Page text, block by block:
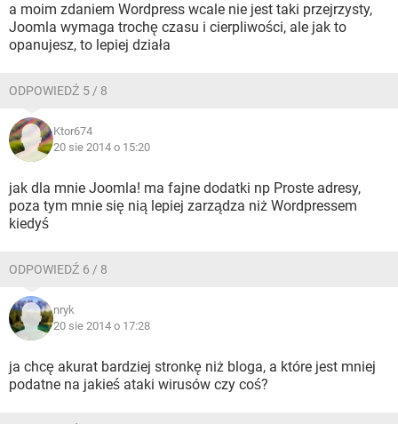
a moim zdaniem Wordpress wcale nie jest taki przejrzysty,
Joomla wymaga trochę czasu i cierpliwości, ale jak to
opanujesz, to lepiej działa
ODPOWIEDŹ 5 / 8
Ktor674
20 sie 2014 o 15:20
jak dla mnie Joomla! ma fajne dodatki np Proste adresy,
poza tym mnie się nią lepiej zarządza niż Wordpressem
kiedyś
ODPOWIEDŹ 6 / 8
nryk
20 sie 2014 o 17:28
ja chcę akurat bardziej stronkę niż bloga, a które jest mniej
podatne na jakieś ataki wirusów czy coś?